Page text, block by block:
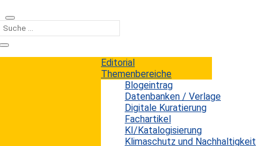
Editorial
Themenbereiche
Blogeintrag
Datenbanken / Verlage
Digitale Kuratierung
Fachartikel
KI/Katalogisierung
Klimaschutz und Nachhaltigkeit
Kategorie
Methoden
Die Aufteilung der Kosten einer
Volltextdatenbank auf die enthaltenen
Zeitschriften: Sechs Methoden